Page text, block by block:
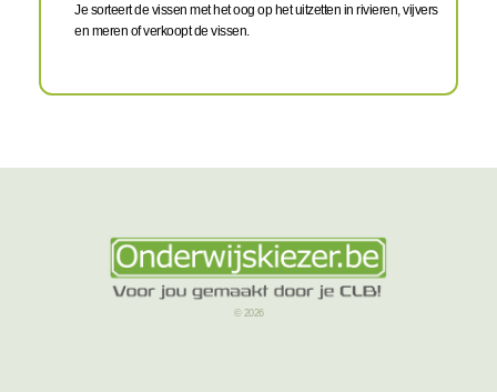
Je sorteert de vissen met het oog op het uitzetten in rivieren, vijvers
en meren of verkoopt de vissen.
© 2026